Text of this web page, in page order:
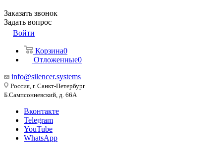
Заказать звонок
Задать вопрос
Войти
Корзина0
Отложенные0
info@silencer.systems
Россия, г. Санкт-Петербург
Б.Сампсониевский, д. 66А
Вконтакте
Telegram
YouTube
WhatsApp